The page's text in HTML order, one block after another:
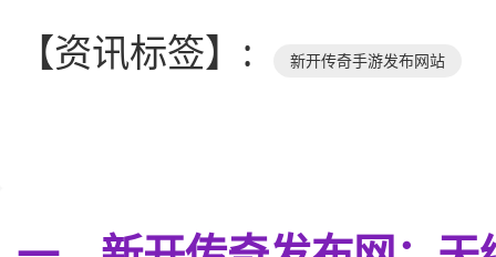
【资讯标签】:
新开传奇手游发布网站